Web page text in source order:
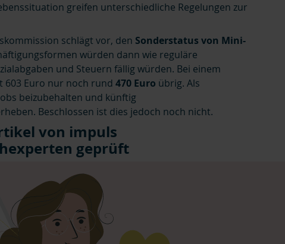
greifen unterschiedliche Regelungen zur
schlägt vor, den Sonderstatus von Mini-
würden dann wie reguläre
und Steuern fällig würden. Bei einem
603 Euro nur noch rund 470 Euro übrig. Als
beizubehalten und künftig
Beschlossen ist dies jedoch noch nicht.
von impuls
geprüft